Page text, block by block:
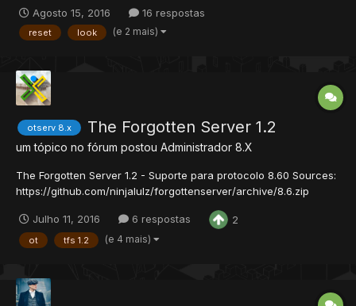
Agosto 15, 2016
16 respostas
reset look (e 2 mais)
otserv 8.x The Forgotten Server 1.2
um tópico no fórum postou Administrador 8.X
The Forgotten Server 1.2 - Suporte para protocolo 8.60 Sources:
https://github.com/ninjalulz/forgottenserver/archive/8.6.zip
Julho 11, 2016
6 respostas 2
ot tfs 1.2 (e 4 mais)